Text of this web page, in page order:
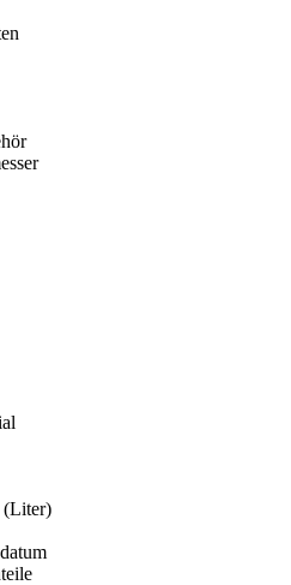
(Liter)